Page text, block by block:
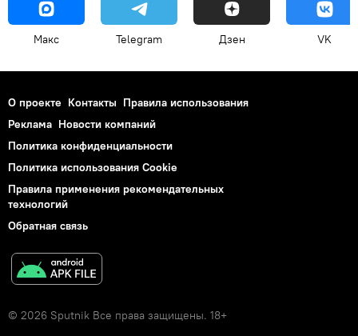
Макс Telegram Дзен VK
О проекте Контакты Правила использования
Реклама Новости компаний
Политика конфиденциальности
Политика использования Cookie
Правила применения рекомендательных
технологий
Обратная связь
© 2026 Sputnik Все права защищены. 18+